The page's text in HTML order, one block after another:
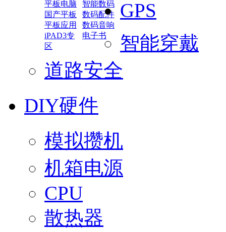
平板电脑
智能数码
国产平板
数码配件
平板应用
数码音响
iPAD3专
区
电子书
GPS
智能穿戴
道路安全
DIY硬件
模拟攒机
机箱电源
CPU
散热器